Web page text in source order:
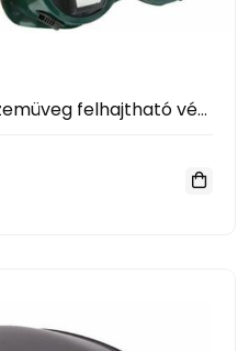
Gumipántos hegesztőszemüveg felhajtható védőüveggel